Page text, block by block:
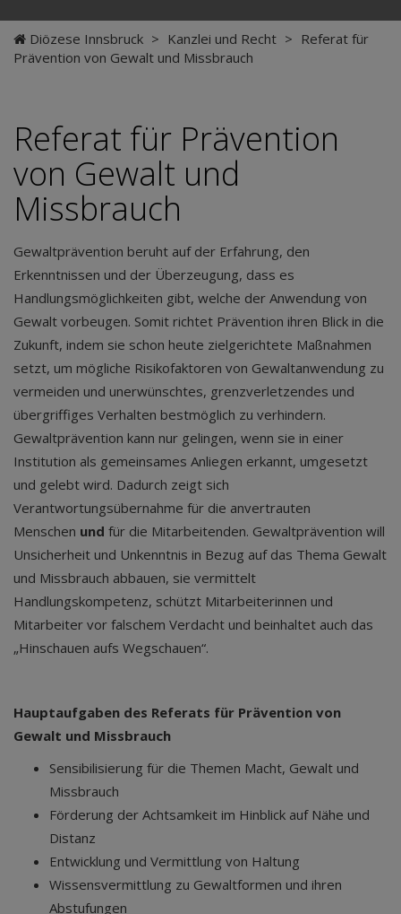
Diözese Innsbruck > Kanzlei und Recht > Referat für
Prävention von Gewalt und Missbrauch
Referat für Prävention
von Gewalt und
Missbrauch
Gewaltprävention beruht auf der Erfahrung, den
Erkenntnissen und der Überzeugung, dass es
Handlungsmöglichkeiten gibt, welche der Anwendung von
Gewalt vorbeugen. Somit richtet Prävention ihren Blick in die
Zukunft, indem sie schon heute zielgerichtete Maßnahmen
setzt, um mögliche Risikofaktoren von Gewaltanwendung zu
vermeiden und unerwünschtes, grenzverletzendes und
übergriffiges Verhalten bestmöglich zu verhindern.
Gewaltprävention kann nur gelingen, wenn sie in einer
Institution als gemeinsames Anliegen erkannt, umgesetzt
und gelebt wird. Dadurch zeigt sich
Verantwortungsübernahme für die anvertrauten
Menschen und für die Mitarbeitenden. Gewaltprävention will
Unsicherheit und Unkenntnis in Bezug auf das Thema Gewalt
und Missbrauch abbauen, sie vermittelt
Handlungskompetenz, schützt Mitarbeiterinnen und
Mitarbeiter vor falschem Verdacht und beinhaltet auch das
„Hinschauen aufs Wegschauen“.
Hauptaufgaben des Referats für Prävention von
Gewalt und Missbrauch
Sensibilisierung für die Themen Macht, Gewalt und
Missbrauch
Förderung der Achtsamkeit im Hinblick auf Nähe und
Distanz
Entwicklung und Vermittlung von Haltung
Wissensvermittlung zu Gewaltformen und ihren
Abstufungen